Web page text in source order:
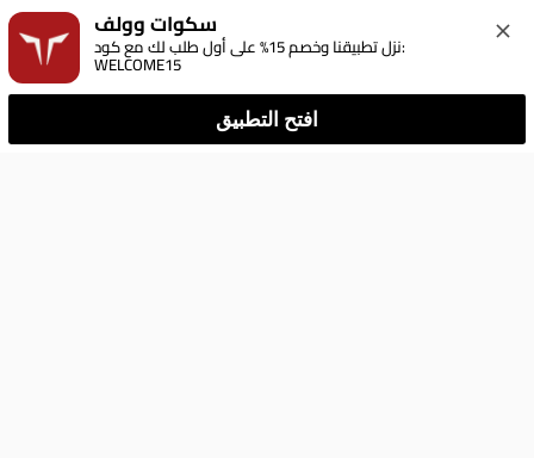
سكوات وولف
نزل تطبيقنا وخصم 15% على أول طلب لك مع كود:
WELCOME15
افتح التطبيق